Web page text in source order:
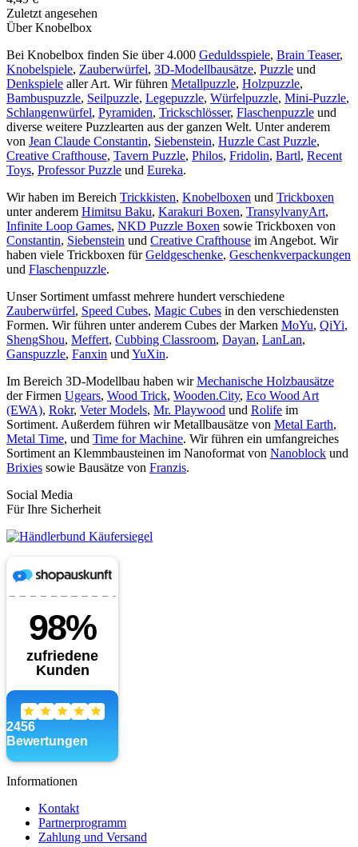
Zuletzt angesehen
Über Knobelbox
Bei Knobelbox finden Sie über 4.000 Geduldsspiele, Brain Teaser,
Knobelspiele, Zauberwürfel, 3D-Modellbausätze, Puzzle und
Denkspiele aller Art. Wir führen Metallpuzzle, Holzpuzzle,
Bambuspuzzle, Seilpuzzle, Legepuzzle, Würfelpuzzle, Mini-Puzzle,
Schlangenwürfel, Pyramiden, Trickschlösser, Flaschenpuzzle und
diverse weitere Puzzlearten aus der ganzen Welt. Unter anderem
von Jean Claude Constantin, Siebenstein, Huzzle Cast Puzzle,
Creative Crafthouse, Tavern Puzzle, Philos, Fridolin, Bartl, Recent
Toys, Professor Puzzle und Eureka.
Wir haben im Bereich Trickkisten, Knobelboxen und Trickboxen
unter anderem Himitsu Baku, Karakuri Boxen, TransylvanyArt,
Infinite Loop Games, NKD Puzzle Boxen sowie Trickboxen von
Constantin, Siebenstein und Creative Crafthouse im Angebot. Wir
haben viele Trickboxen fürGeldgeschenke, Geschenkverpackungen
und Flaschenpuzzle.
Unser Sortiment umfasst mehrere hundert verschiedene
Zauberwürfel, Speed Cubes, Magic Cubes in den verschiedensten
Formen. Wir führen unter anderem Cubes der Marken MoYu, QiYi,
ShengShou, Meffert, Cubbing Classroom, Dayan, LanLan,
Ganspuzzle, Fanxin und YuXin.
Im Bereich 3D-Modellbau haben wirMechanische Holzbausätze
der Firmen Ugears, Wood Trick, Wooden.City, Eco Wood Art
(EWA), Rokr, Veter Models, Mr. Playwood und Rolife im
Sortiment. Außerdem führen wir Metallbausätze von Metal Earth,
Metal Time, und Time for Machine. Wir führen ein umfangreiches
Sortiment an Klemmbausteinen im Nanoformat von Nanoblock und
Brixies sowie Bausätze von Franzis.
Social Media
Für Ihre Sicherheit
Informationen
Kontakt
Partnerprogramm
Zahlung und Versand